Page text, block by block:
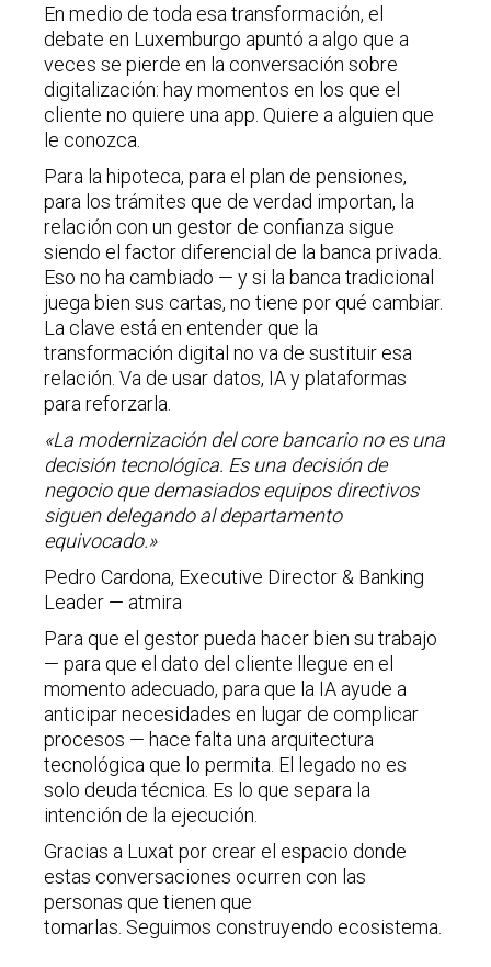
En medio de toda esa transformación, el
debate en Luxemburgo apuntó a algo que a
veces se pierde en la conversación sobre
digitalización: hay momentos en los que el
cliente no quiere una app. Quiere a alguien que
le conozca.
Para la hipoteca, para el plan de pensiones,
para los trámites que de verdad importan, la
relación con un gestor de confianza sigue
siendo el factor diferencial de la banca privada.
Eso no ha cambiado — y si la banca tradicional
juega bien sus cartas, no tiene por qué cambiar.
La clave está en entender que la
transformación digital no va de sustituir esa
relación. Va de usar datos, IA y plataformas
para reforzarla.
«La modernización del core bancario no es una
decisión tecnológica. Es una decisión de
negocio que demasiados equipos directivos
siguen delegando al departamento
equivocado.»
Pedro Cardona, Executive Director & Banking
Leader — atmira
Para que el gestor pueda hacer bien su trabajo
— para que el dato del cliente llegue en el
momento adecuado, para que la IA ayude a
anticipar necesidades en lugar de complicar
procesos — hace falta una arquitectura
tecnológica que lo permita. El legado no es
solo deuda técnica. Es lo que separa la
intención de la ejecución.
Gracias a Luxat por crear el espacio donde
estas conversaciones ocurren con las
personas que tienen que
tomarlas. Seguimos construyendo ecosistema.